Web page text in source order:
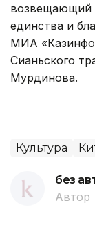
возвещающий
единства и
МИА
Сианьского
Мурдинова.
Культура
без
Автор